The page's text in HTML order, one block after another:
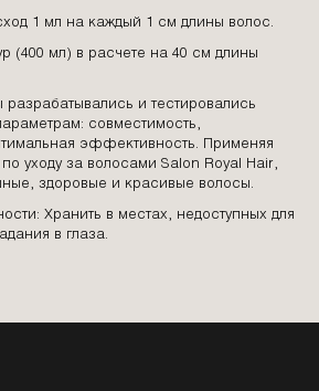
1 мл на каждый 1 см длины волос.
(400 мл) в расчете на 40 см длины
разрабатывались и тестировались
совместимость,
эффективность. Применяя
уходу за волосами Salon Royal Hair,
здоровые и красивые волосы.
Хранить в местах, недоступных для
в глаза.